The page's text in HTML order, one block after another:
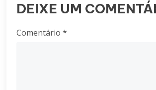
DEIXE UM
Comentário*